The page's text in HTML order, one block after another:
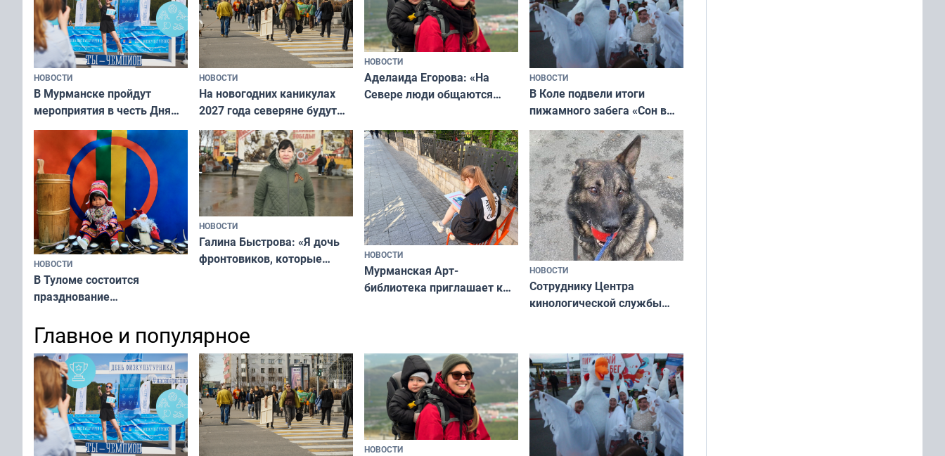
НОВОСТИ
В Мурманске пройдут
мероприятия в честь Дня
физкультурника
НОВОСТИ
На новогодних каникулах
2027 года северяне будут
отдыхать 11 дней
НОВОСТИ
Аделаида Егорова: «На
Севере люди общаются
а потому что
ты им интересен»
НОВОСТИ
В Коле подвели итоги
пижамного забега «Сон в
Олимпийскую ночь»
НОВОСТИ
В Туломе состоится
празднование
коренных народов мира
НОВОСТИ
Галина Быстрова: «Я дочь
фронтовиков, которые
НОВОСТИ
Мурманская Арт-
библиотека приглашает к
НОВОСТИ
Сотруднику Центра
кинологической службы
Главное и популярное
НОВОСТИ